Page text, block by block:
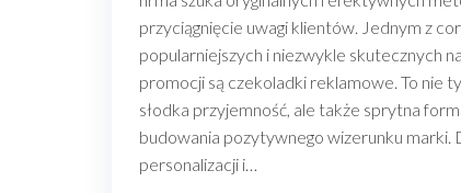
przyciągnięcie uwagi klientów. Jednym z
popularniejszych i niezwykle skutecznych
promocji są czekoladki reklamowe. To nie
słodka przyjemność, ale także sprytna
budowania pozytywnego wizerunku marki.
personalizacji i…